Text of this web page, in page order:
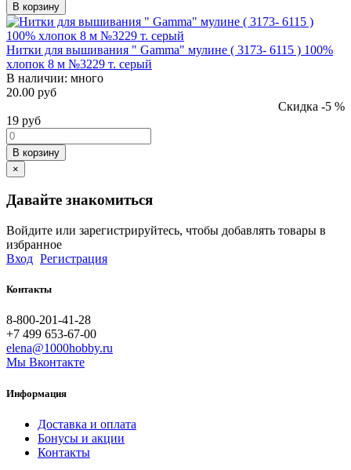
В корзину
Нитки для вышивания " Gamma" мулине ( 3173- 6115 ) 100%
хлопок 8 м №3229 т. серый
В наличии: много
20.00 руб
Скидка -5 %
19 руб
В корзину
×
Давайте знакомиться
Войдите или зарегистрируйтесь, чтобы добавлять товары в
избранное
Вход Регистрация
Контакты
8-800-201-41-28
+7 499 653-67-00
elena@1000hobby.ru
Мы Вконтакте
Информация
Доставка и оплата
Бонусы и акции
Контакты